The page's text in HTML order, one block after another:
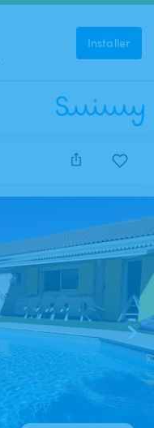
Installer